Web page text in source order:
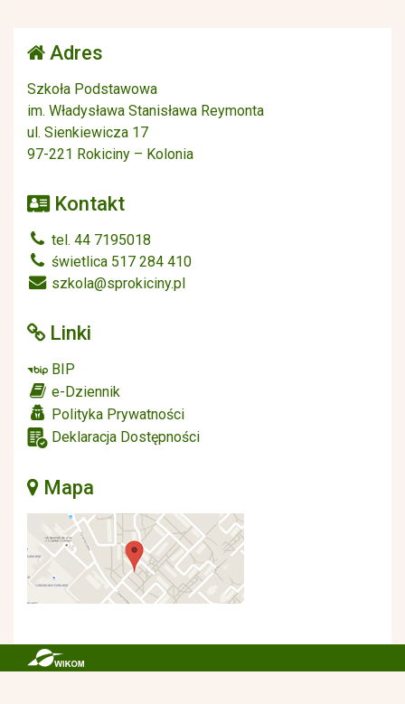
Adres
Szkoła Podstawowa
im. Władysława Stanisława Reymonta
ul. Sienkiewicza 17
97-221 Rokiciny – Kolonia
Kontakt
tel. 44 7195018
świetlica 517 284 410
szkola@sprokiciny.pl
Linki
BIP
e-Dziennik
Polityka Prywatności
Deklaracja Dostępności
Mapa